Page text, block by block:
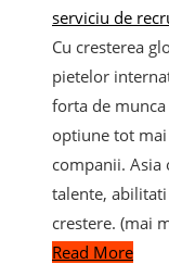
serviciu de
Cu cresterea
pietelor
forta de
optiune tot
companii. Asia
talente,
crestere. (mai
Read More